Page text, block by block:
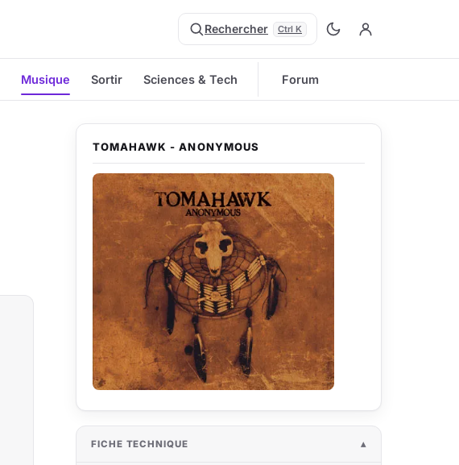
Rechercher Ctrl K
Musique Sortir Sciences & Tech Forum
TOMAHAWK - ANONYMOUS
FICHE TECHNIQUE